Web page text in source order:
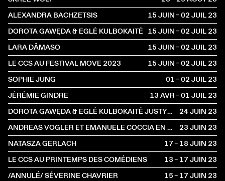
ALEXANDRA BACHZETSIS
15 JUIN – 02 JUIL2023
DOROTA GAWĘDA & EGLĖ KULBOKAITĖ 15 JUIN – 02 JUIL2023
LARA DÂMASO
15 JUIN – 02 JUIL2023
LE CCS AU FESTIVAL MOVE 2023
15 JUIN – 02 JUIL2023
SOPHIE JUNG
01 – 02 JUIL2023
JÉRÉMIE GINDRE
13 AVR – 01 JUIL2023
DOROTA GAWĘDA & EGLĖ KULBOKAITĖ JUSTYNA CHABEREK ET OSKAR PAWEŁKO
24 JUIN2023
ANDREAS VOGLER ET EMANUELE COCCIA EN CONVERSATION AVEC CHARLOTTE POUPON
23 JUIN2023
NATASZA GERLACH
17 – 18 JUIN2023
LE CCS AU PRINTEMPS DES COMÉDIENS
13 – 17 JUIN2023
/ANNULÉ/ SÉVERINE CHAVRIER
15 – 17 JUIN2023